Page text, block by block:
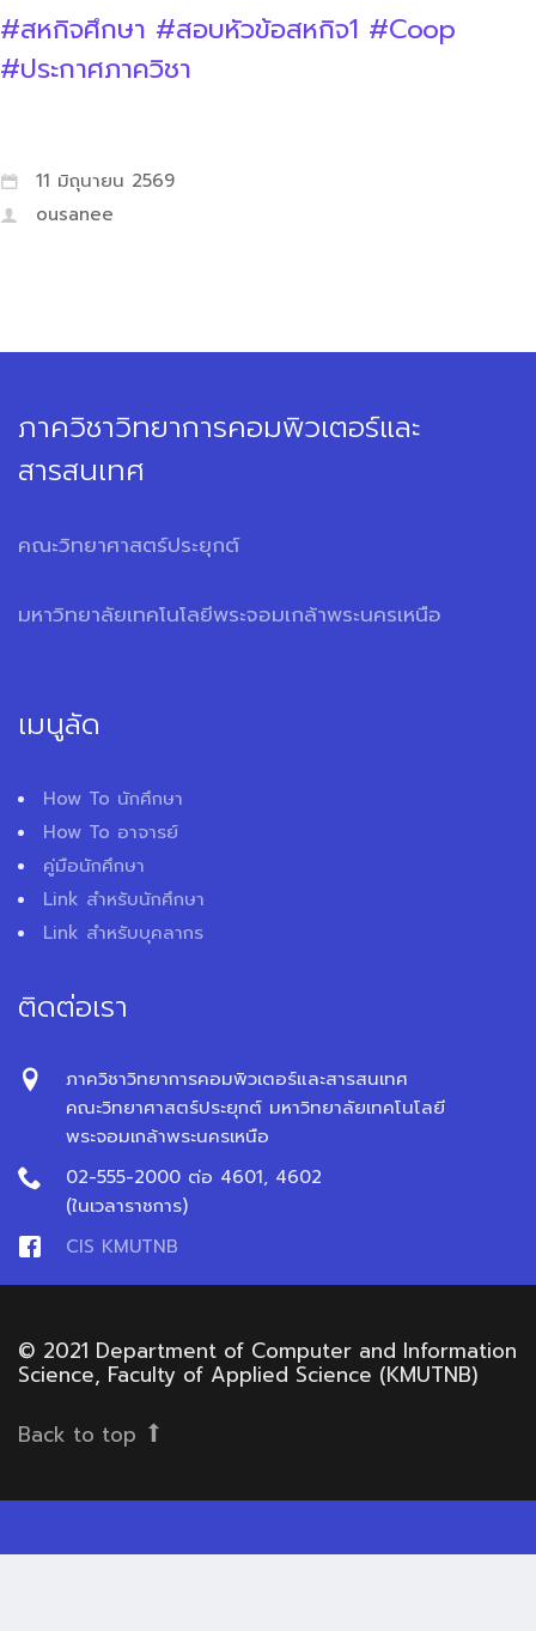
#สหกิจศึกษา #สอบหัวข้อสหกิจ1 #Coop
#ประกาศภาควิชา
11 มิถุนายน 2569
ousanee
ภาควิชาวิทยาการคอมพิวเตอร์และ
สารสนเทศ
คณะวิทยาศาสตร์ประยุกต์
มหาวิทยาลัยเทคโนโลยีพระจอมเกล้าพระนครเหนือ
เมนูลัด
How To นักศึกษา
How To อาจารย์
คู่มือนักศึกษา
Link สำหรับนักศึกษา
Link สำหรับบุคลากร
ติดต่อเรา
ภาควิชาวิทยาการคอมพิวเตอร์และสารสนเทศ
คณะวิทยาศาสตร์ประยุกต์ มหาวิทยาลัยเทคโนโลยี
พระจอมเกล้าพระนครเหนือ
02-555-2000 ต่อ 4601, 4602
(ในเวลาราชการ)
CIS KMUTNB
© 2021 Department of Computer and Information
Science, Faculty of Applied Science (KMUTNB)
Back to top